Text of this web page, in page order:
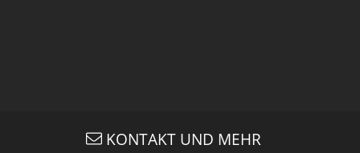
KONTAKT UND MEHR